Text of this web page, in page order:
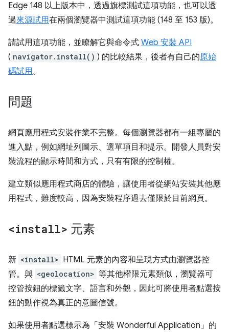
Edge 148 以上版本中，透過旗標測試這項功能，也可以透
過來源試用在兩個瀏覽器中測試這項功能 (148 至 153 版)。
請試用這項功能，並瞭解它與命令式 Web 安裝 API
( navigator.install() ) 的比較結果，後者有自己的原始
碼試用。
問題
網頁應用程式安裝作業不完整。每個瀏覽器都有一組專屬的
進入點，例如網址列圖示、選單項目和提示。開發人員對安
裝流程的顯示時間和方式，只有有限的控制權。
建立類似應用程式商店的體驗，讓使用者從網站安裝其他應
用程式，難度較高，因為安裝程序過去僅限於目前網頁。
<install> 元素
新 <install> HTML 元素的內容和呈現方式由瀏覽器控
管。與 <geolocation> 等其他權限元素類似，瀏覽器可
控管按鈕的標籤文字、語言和外觀，因此可將使用者點選按
鈕的動作視為真正的意圖信號。
如果使用者點選標示為「安裝 Wonderful Application」的